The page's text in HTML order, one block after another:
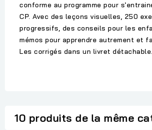
conforme au programme pour
CP. Avec des leçons visuelles, 250
progressifs, des conseils pour les
mémos pour apprendre autrement et
Les corrigés dans un livret détachable.
10 produits de la même